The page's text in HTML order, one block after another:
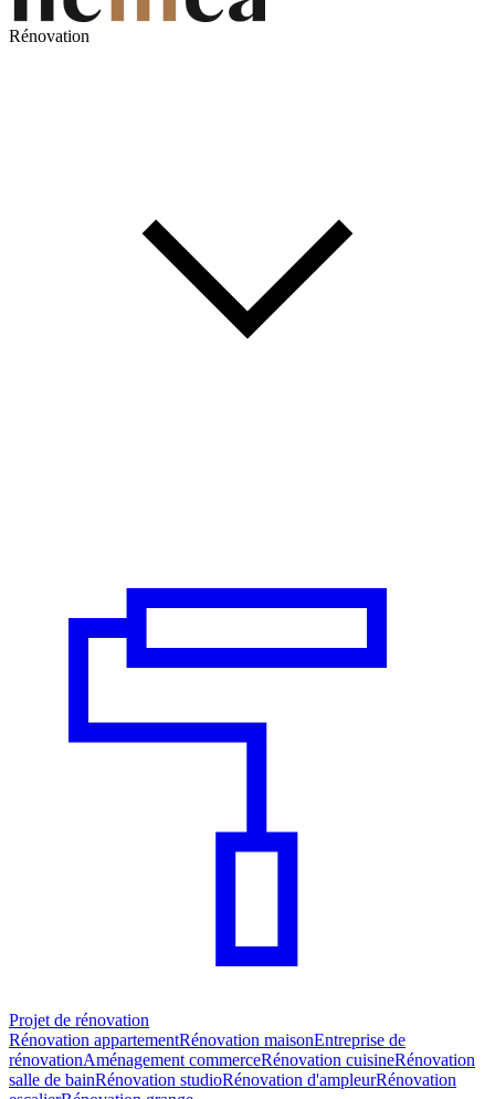
Rénovation
Projet de rénovation
Rénovation appartementRénovation maisonEntreprise de
rénovationAménagement commerceRénovation cuisineRénovation
salle de bainRénovation studioRénovation d'ampleurRénovation